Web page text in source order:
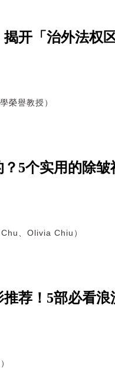
揭开「治外法权
榮譽教授）
5个实用的除
、Olivia Chiu）
荐！5部必看